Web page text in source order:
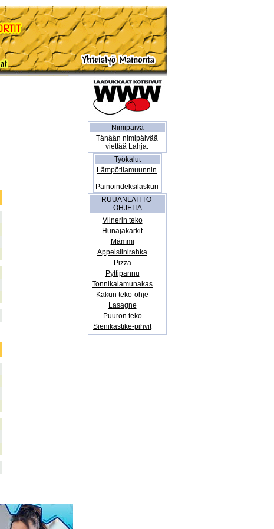
Nimipäivä
Tänään nimipäivää
viettää Lahja.
Työkalut
Lämpötilamuunnin
Painoindeksilaskuri
RUUANLAITTO-
OHJEITA
Viinerin teko
Hunajakarkit
Mämmi
Appelsiinirahka
Pizza
Pyttipannu
Tonnikalamunakas
Kakun teko-ohje
Lasagne
Puuron teko
Sienikastike-pihvit